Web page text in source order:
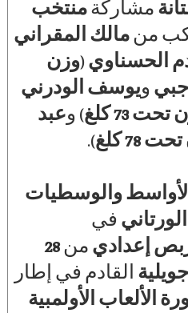
مشاركةمنتخب
منمالك المقراني
الحسناوي(وزن
ويوسف الودرني
73 كلغ ) وعبد
78 كلغ ).
والوسطيات
في
إعدادي من28
القادم في إطار
الألعاب الأولمبية